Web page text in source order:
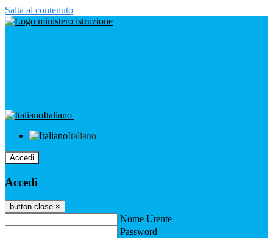
Salta al contenuto
Italiano
Italiano
Accedi
Accedi
button close ×
Nome Utente
Password